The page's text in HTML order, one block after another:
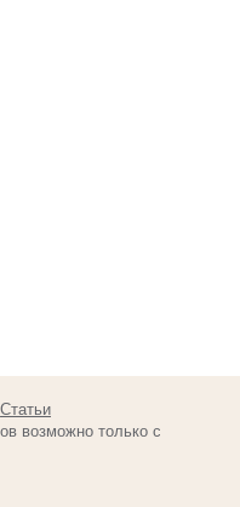
Статьи
возможно только с